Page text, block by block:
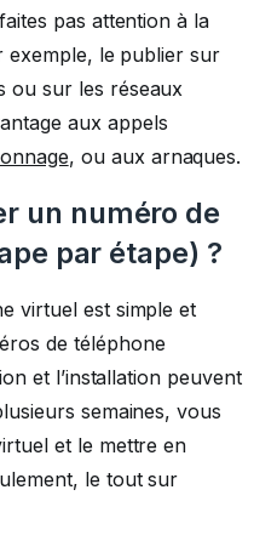
pas attention à la
exemple, le publier sur
ou sur les réseaux
aux appels
, ou aux arnaques.
un numéro de
par étape) ?
virtuel est simple et
de téléphone
et l’installation peuvent
semaines, vous
et le mettre en
le tout sur